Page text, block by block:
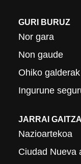
GURI BURUZ
Nor gara
Non gaude
Ohiko galderak
Ingurune
JARRAI
Nazioartekoa
Ciudad Nueva